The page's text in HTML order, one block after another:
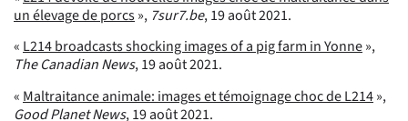
un élevage de porcs», 7sur7.be, 19 août 2021.
« L214 broadcasts shocking images of a pig farm in Yonne»,
The Canadian News, 19 août 2021.
« Maltraitance animale: images et témoignage choc de L214»,
Good Planet News, 19 août 2021.